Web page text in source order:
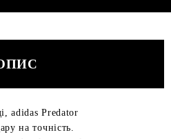
adidas Predator
на точність.